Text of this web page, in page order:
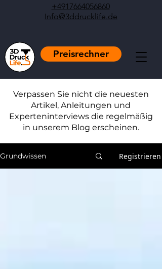
+4917664056860
Info@3ddrucklife.de
Preisrechner
Verpassen Sie nicht die neuesten
Artikel, Anleitungen und
Experteninterviews die regelmäßig
in unserem Blog erscheinen.
Grundwissen Registrieren